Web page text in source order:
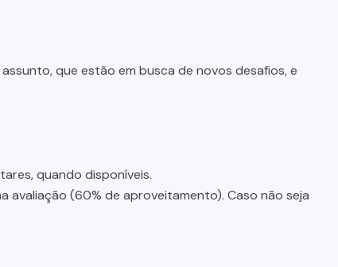
que estão em busca de novos desafios, e
quando disponíveis.
avaliação (60% de aproveitamento). Caso não seja